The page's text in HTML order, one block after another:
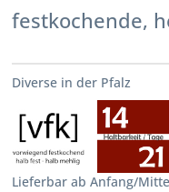
festkochende,
Diverse in der Pfalz
Lieferbar ab Anfang/